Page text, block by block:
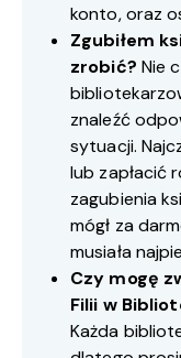
konto, oraz
Zgubiłem
zrobić? Nie
znaleźć
sytuacji.
lub zapłacić
zagubienia
mógł za
musiała
Czy mogę
Filii w
Każda